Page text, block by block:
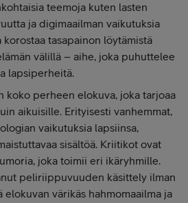
teemoja kuten lasten
ja digimaailman vaikutuksia
tasapainon löytämistä
välillä – aihe, joka puhuttelee
lapsiperheitä.
koko perheen elokuva, joka tarjoaa
aikuisille. Erityisesti vanhemmat,
vaikutuksia lapsiinsa,
sisältöä. Kriitikot ovat
joka toimii eri ikäryhmille.
peliriippuvuuden käsittely ilman
elokuvan värikäs hahmomaailma ja